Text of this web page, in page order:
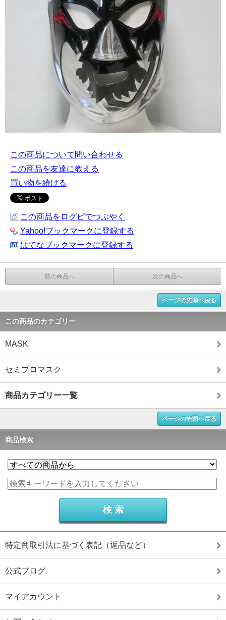
この商品について問い合わせる
この商品を友達に教える
買い物を続ける
この商品をログピでつぶやく
Yahoo!ブックマークに登録する
はてなブックマークに登録する
前の商品へ 次の商品へ
ページの先頭へ戻る
この商品のカテゴリー
MASK
セミプロマスク
商品カテゴリー一覧
ページの先頭へ戻る
商品検索
特定商取引法に基づく表記（返品など）
公式ブログ
マイアカウント